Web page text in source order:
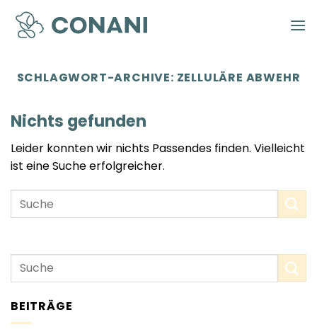
Zum
Inhalt
springen
SCHLAGWORT-ARCHIVE: ZELLULÄRE ABWEHR
Nichts gefunden
Leider konnten wir nichts Passendes finden. Vielleicht
ist eine Suche erfolgreicher.
BEITRÄGE